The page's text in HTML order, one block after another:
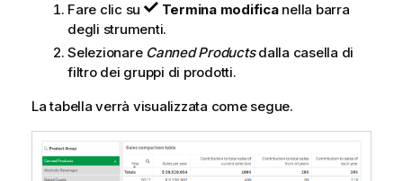
Fare clic su
Termina modificanella barra
degli strumenti.
Selezionare Canned Productsdalla casella di
filtro dei gruppi di prodotti.
La tabella verrà visualizzata come segue.